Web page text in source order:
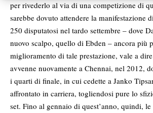
per rivederlo al via di una competizione di
sarebbe dovuto attendere la manifestazione
250 disputatosi nel tardo settembre – dove
nuovo scalpo, quello di Ebden – ancora più
miglioramento di tale prestazione, vale a
avvenne nuovamente a Chennai, nel 2012,
i quarti di finale, in cui cedette a Janko
affrontato in carriera, togliendosi pure lo
set. Fino al gennaio di quest’anno, quindi,